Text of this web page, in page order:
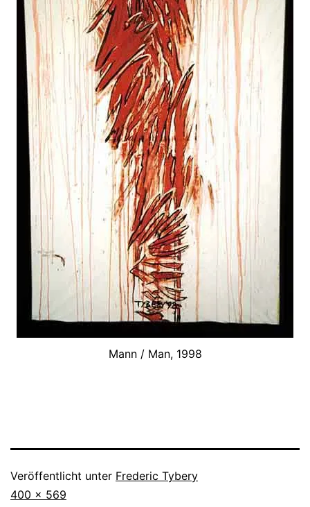
Mann / Man, 1998
Veröffentlicht unter Frederic Tybery
Vollständige
400 × 569